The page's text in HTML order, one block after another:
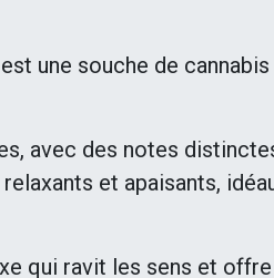
une souche de
avec des notes
et apaisants,
qui ravit les sens et